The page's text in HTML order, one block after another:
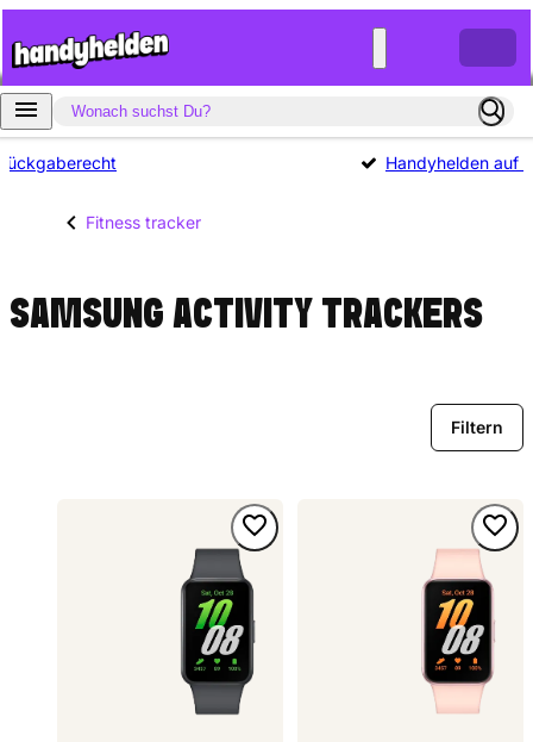
Handyhelden auf
Fitness tracker
SAMSUNG ACTIVITY TRACKERS
Filtern